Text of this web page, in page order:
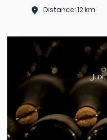
Distance: 12 km